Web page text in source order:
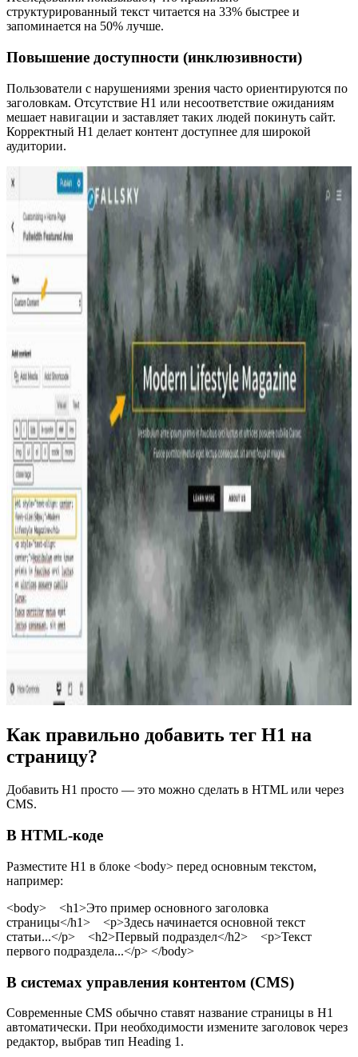
структурированный текст читается на 33% быстрее и
запоминается на 50% лучше.
Повышение доступности (инклюзивности)
Пользователи с нарушениями зрения часто ориентируются по
заголовкам. Отсутствие H1 или несоответствие ожиданиям
мешает навигации и заставляет таких людей покинуть сайт.
Корректный H1 делает контент доступнее для широкой
аудитории.
Как правильно добавить тег H1 на
страницу?
Добавить H1 просто — это можно сделать в HTML или через
CMS.
В HTML-коде
Разместите H1 в блоке <body> перед основным текстом,
например:
<body> <h1>Это пример основного заголовка
страницы</h1> <p>Здесь начинается основной текст
статьи...</p> <h2>Первый подраздел</h2> <p>Текст
первого подраздела...</p> </body>
В системах управления контентом (CMS)
Современные CMS обычно ставят название страницы в H1
автоматически. При необходимости измените заголовок через
редактор, выбрав тип Heading 1.